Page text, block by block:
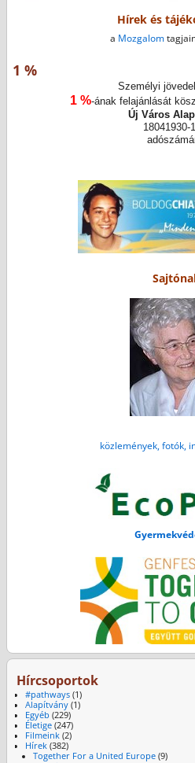
Hírek és
a Mozgalom
1 %
Személyi
1 %-ának felajánlását
Új Város
18041930-
közlemények, fotók,
Hírcsoportok
#pathways(1)
Alapítvány(1)
Egyéb (229)
Életige(247)
Filmeink(2)
Hírek(382)
Together For a United Europe (9)